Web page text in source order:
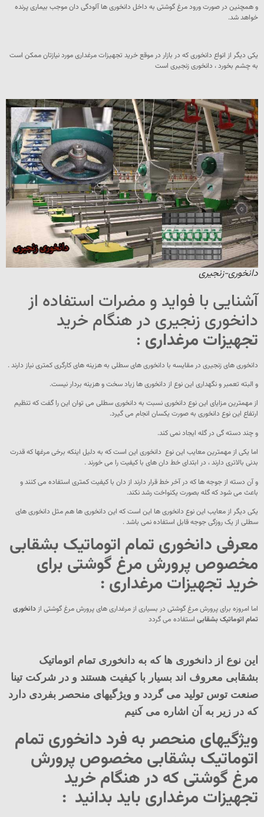
و همچنین در صورت ورود مرغ گوشتی به داخل دانخوری ها آلودگی دان موجب بیماری پرنده
خواهد شد.
یکی دیگر از انواع دانخوری که در بازار در موقع خرید تجهیزات مرغداری مورد نیازتان ممکن است
به چشم بخورد ، دانخوری زنجیری است
دانخوری-زنجیری
آشنایی با فواید و مضرات استفاده از
دانخوری زنجیری در هنگام خرید
تجهیزات مرغداری :
دانخوری های زنجیری در مقایسه با دانخوری های سطلی به هزینه های کارگری کمتری نیاز دارند .
و البته تعمبر و نگهداری این نوع از دانخوری ها زیاد سخت و هزینه بردار نیست.
از مهمترین مزایای این نوع دانخوری نسبت به دانخوری سطلی می توان این را گفت که تنظیم
ارتفاع این نوع دانخوری به صورت یکسان انجام می گیرد.
و چند دسته گی در گله ایجاد نمی کند.
اما یکی از مهمترین معایب این نوع دانخوری این است که به دلیل اینکه برخی مرغها که قدرت
بدنی بالاتری دارند ، در ابتدای خط دان های با کیفیت را می خورند .
و آن دسته از جوجه ها که در آخر خط قرار دارند از دان با کیفیت کمتری استفاده می کنند و
باعث می شود که گله بصورت یکنواخت رشد نکند.
یکی دیگر از معایب این نوع دانخوری ها این است که این دانخوری ها هم مثل دانخوری های
سطلی از یک روزگی جوجه قابل استفاده نمی باشد .
معرفی دانخوری تمام اتوماتیک بشقابی
مخصوص پرورش مرغ گوشتی برای
خرید تجهیزات مرغداری :
اما امروزه برای پرورش مرغ گوشتی در بسیاری از مرغداری های پرورش مرغ گوشتی از دانخوری
تمام اتوماتیک بشقابی استفاده می گردد
این نوع از دانخوری ها که به دانخوری تمام اتوماتیک
بشقابی معروف اند بسیار با کیفیت هستند و در شرکت تینا
صنعت توس تولید می گردد و ویژگیهای منحصر بفردی دارد
که در زیر به آن اشاره می کنیم
ویژگیهای منحصر به فرد دانخوری تمام
اتوماتیک بشقابی مخصوص پرورش
مرغ گوشتی که در هنگام خرید
تجهیزات مرغداری باید بدانید :